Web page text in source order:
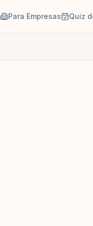
Para Empresas Quiz